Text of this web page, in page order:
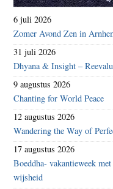
6 juli 2026
Zomer Avond Zen in
31 juli 2026
Dhyana & Insight –
9 augustus 2026
Chanting for World Peace
12 augustus 2026
Wandering the Way of
17 augustus 2026
Boeddha- vakantieweek
wijsheid